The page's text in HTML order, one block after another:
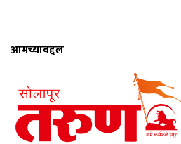
आमच्याबद्दल